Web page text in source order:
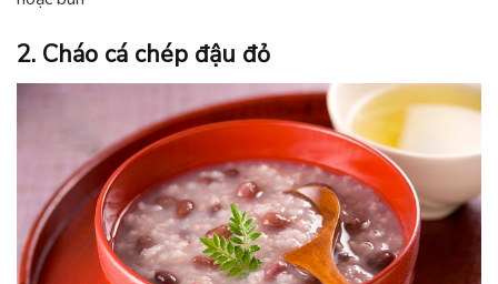
2. Cháo cá chép đậu đỏ